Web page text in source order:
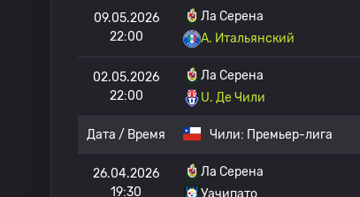
09.05.2026
22:00
Ла Серена
A. Итальянский
02.05.2026
22:00
Ла Серена
U. Де Чили
Дата / Время Чили: Премьер-лига
26.04.2026
19:30
Ла Серена
Уачипато